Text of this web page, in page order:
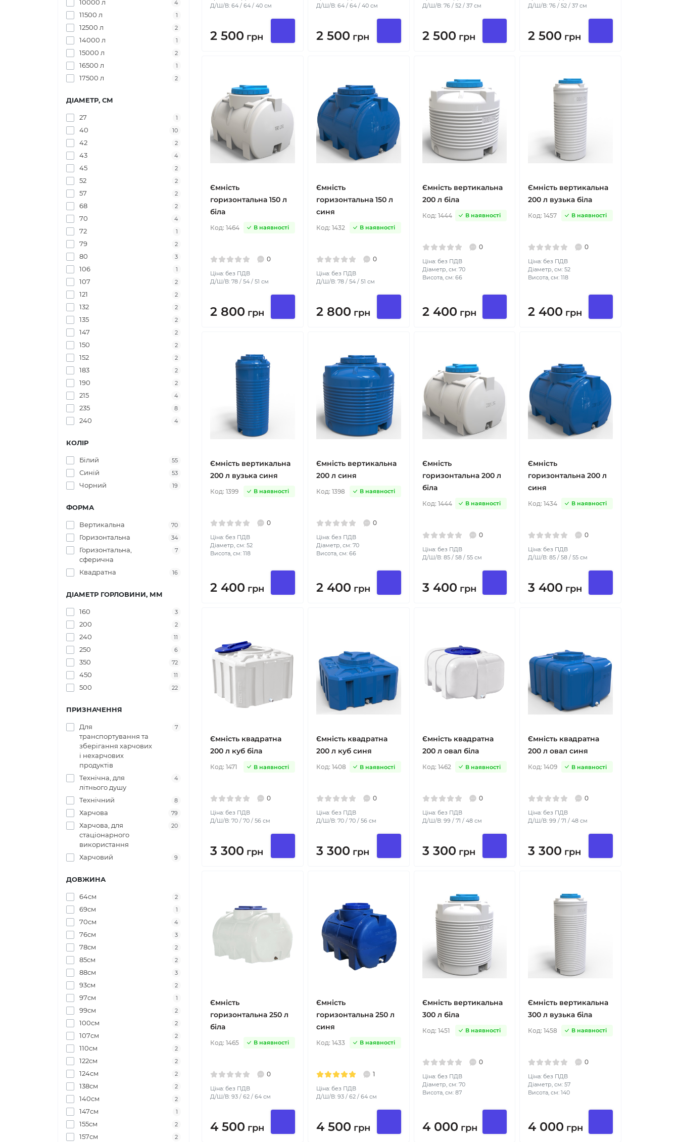
10000 л 4
11500 л 1
12500 л 2
14000 л 1
15000 л 2
16500 л 1
17500 л 2
ДІАМЕТР, СМ
27 1
40 10
42 2
43 4
45 2
52 2
57 2
68 2
70 4
72 1
79 2
80 3
106 1
107 2
121 2
132 2
135 2
147 2
150 2
152 2
183 2
190 2
215 4
235 8
240 4
КОЛІР
Білий 55
Синій 53
Чорний 19
ФОРМА
Вертикальна 70
Горизонтальна 34
Горизонтальна,
сферична
7
Квадратна 16
ДІАМЕТР ГОРЛОВИНИ, ММ
160 3
200 2
240 11
250 6
350 72
450 11
500 22
ПРИЗНАЧЕННЯ
Для
транспортування та
зберігання харчових
і нехарчових
продуктів
7
Технічна, для
літнього душу
4
Технічний 8
Харчова 79
Харчова, для
стаціонарного
використання
20
Харчовий 9
ДОВЖИНА
64см 2
69см 1
70см 4
76см 3
78см 2
85см 2
88см 3
93см 2
97см 1
99см 2
100см 2
107см 2
110см 2
122см 2
124см 2
138см 2
140см 2
147см 1
155см 2
157см 2
Д/Ш/В: 64 / 64 / 40 см
2 500 грн
Д/Ш/В: 64 / 64 / 40 см
2 500 грн
Д/Ш/В: 76 / 52 / 37 см
2 500 грн
Д/Ш/В: 76 / 52 / 37 см
2 500 грн
Ємність
горизонтальна 150 л
біла
Код: 1464 В наявності
0
Ціна: без ПДВ
Д/Ш/В: 78 / 54 / 51 см
2 800 грн
Ємність
горизонтальна 150 л
синя
Код: 1432 В наявності
0
Ціна: без ПДВ
Д/Ш/В: 78 / 54 / 51 см
2 800 грн
Ємність вертикальна
200 л біла
Код: 1444 В наявності
0
Ціна: без ПДВ
Діаметр, см: 70
Висота, см: 66
2 400 грн
Ємність вертикальна
200 л вузька біла
Код:1457 В наявності
0
Ціна: без ПДВ
Діаметр, см: 52
Висота, см: 118
2 400 грн
Ємність вертикальна
200 л вузька синя
Код: 1399 В наявності
0
Ціна: без ПДВ
Діаметр, см: 52
Висота, см: 118
2 400 грн
Ємність вертикальна
200 л синя
Код: 1398 В наявності
0
Ціна: без ПДВ
Діаметр, см: 70
Висота, см: 66
2 400 грн
Ємність
горизонтальна 200 л
біла
Код: 1444 В наявності
0
Ціна: без ПДВ
Д/Ш/В: 85 / 58 / 55 см
3 400 грн
Ємність
горизонтальна 200 л
синя
Код:1434 В наявності
0
Ціна: без ПДВ
Д/Ш/В: 85 / 58 / 55 см
3 400 грн
Ємність квадратна
200 л куб біла
Код: 1471 В наявності
0
Ціна: без ПДВ
Д/Ш/В: 70 / 70 / 56 см
3 300 грн
Ємність квадратна
200 л куб синя
Код: 1408 В наявності
0
Ціна: без ПДВ
Д/Ш/В: 70 / 70 / 56 см
3 300 грн
Ємність квадратна
200 л овал біла
Код: 1462 В наявності
0
Ціна: без ПДВ
Д/Ш/В: 99 / 71 / 48 см
3 300 грн
Ємність квадратна
200 л овал синя
Код:1409 В наявності
0
Ціна: без ПДВ
Д/Ш/В: 99 / 71 / 48 см
3 300 грн
Ємність
горизонтальна 250 л
біла
Код: 1465 В наявності
0
Ціна: без ПДВ
Д/Ш/В: 93 / 62 / 64 см
4 500 грн
Ємність
горизонтальна 250 л
синя
Код: 1433 В наявності
1
Ціна: без ПДВ
Д/Ш/В: 93 / 62 / 64 см
4 500 грн
Ємність вертикальна
300 л біла
Код: 1451 В наявності
0
Ціна: без ПДВ
Діаметр, см: 70
Висота, см: 87
4 000 грн
Ємність вертикальна
300 л вузька біла
Код:1458 В наявності
0
Ціна: без ПДВ
Діаметр, см: 57
Висота, см: 140
4 000 грн